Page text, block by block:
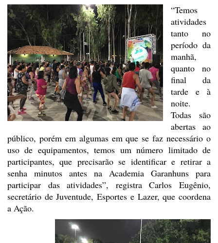
“Temos
atividades
tanto no
período da
manhã,
quanto no
final da
tarde e à
noite.
Todas são
abertas ao
público, porém em algumas emque se faz necessário o
uso de equipamentos, temos um número limitado de
participantes, que precisarão se identificar e retirar a
senha minutos antes na Academia Garanhuns para
participar das atividades”, registra Carlos Eugênio,
secretário de Juventude, Esportes e Lazer, que coordena
a Ação.